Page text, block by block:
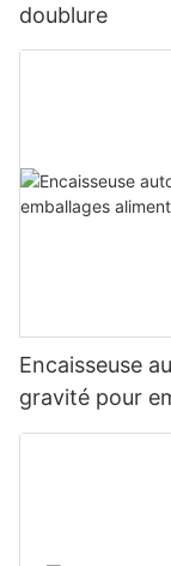
doublure
Encaisseuse
gravité pour